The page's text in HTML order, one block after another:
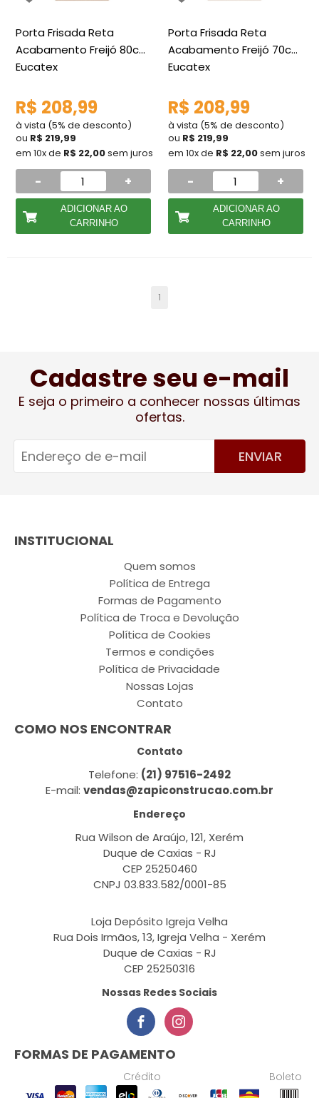
Porta Frisada Reta
Acabamento Freijó 80cm
Eucatex
R$ 208,99
à vista (5% de desconto)
ou R$ 219,99
em 10x de R$ 22,00sem juros
- +
ADICIONAR AO
CARRINHO
Porta Frisada Reta
Acabamento Freijó 70cm
Eucatex
R$ 208,99
à vista (5% de desconto)
ou R$ 219,99
em 10x de R$ 22,00sem juros
- +
ADICIONAR AO
CARRINHO
1
Cadastre seu e-mail
E seja o primeiro a conhecer nossas últimas
ofertas.
ENVIAR
INSTITUCIONAL
Quem somos
Política de Entrega
Formas de Pagamento
Política de Troca e Devolução
Política de Cookies
Termos e condições
Política de Privacidade
Nossas Lojas
Contato
COMO NOS ENCONTRAR
Contato
Telefone: (21) 97516-2492
E-mail: vendas@zapiconstrucao.com.br
Endereço
Rua Wilson de Araújo, 121, Xerém
Duque de Caxias - RJ
CEP 25250460
CNPJ 03.833.582/0001-85
Loja Depósito Igreja Velha
Rua Dois Irmãos, 13, Igreja Velha - Xerém
Duque de Caxias - RJ
CEP 25250316
Nossas Redes Sociais
FORMAS DE PAGAMENTO
Crédito Boleto